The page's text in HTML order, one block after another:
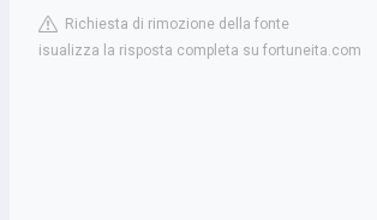
Richiesta di rimozione della fonte
isualizza la risposta completa su fortuneita.com